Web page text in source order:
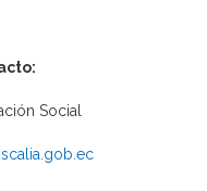
Social